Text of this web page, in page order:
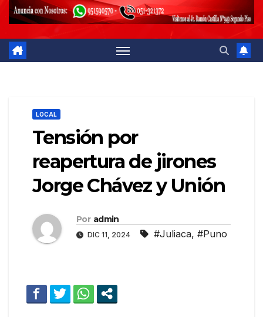
LOCAL
Tensión por
reapertura de jirones
Jorge Chávez y Unión
Por admin
DIC 11, 2024 #Juliaca, #Puno